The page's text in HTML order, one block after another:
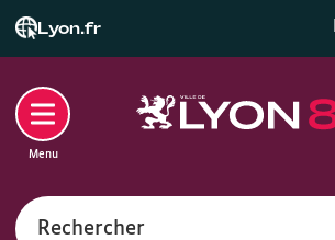
Lyon.fr
Rechercher
Menu